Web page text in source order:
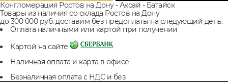
Конгломерация Ростов на Дону - Аксай - Батайск
Товары из наличия со склада Ростов на Дону
до 300 000 руб. доставим без предоплаты на следующий день.
Оплата наличными или картой при получении
Картой на сайте
Наличная оплата и карта в офисе
Безналичная оплата с НДС и без